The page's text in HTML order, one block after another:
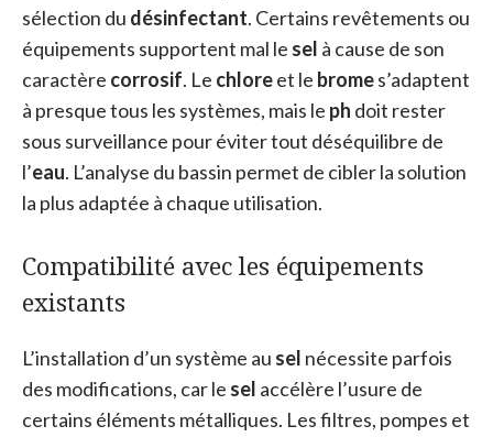
sélection du désinfectant. Certains revêtements ou
équipements supportent mal le sel à cause de son
caractère corrosif. Le chloreet le bromes’adaptent
à presque tous les systèmes, mais le ph doit rester
sous surveillance pour éviter tout déséquilibre de
l’eau. L’analyse du bassin permet de cibler la solution
la plus adaptée à chaque utilisation.
Compatibilité avec les équipements
existants
L’installation d’un système au sel nécessite parfois
des modifications, car le sel accélère l’usure de
certains éléments métalliques. Les filtres, pompes et